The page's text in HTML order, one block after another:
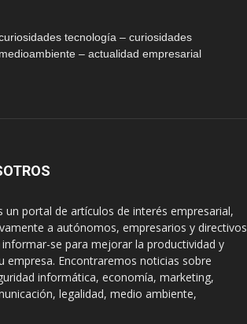
tecnología – curiosidades
medioambiente – actualidad empresarial
un portal de artículos de interés empresarial,
a autónomos, empresarios y directivos
se para mejorar la productividad y
empresa. Encontraremos noticias sobre
informática, economía, marketing,
legalidad, medio ambiente,